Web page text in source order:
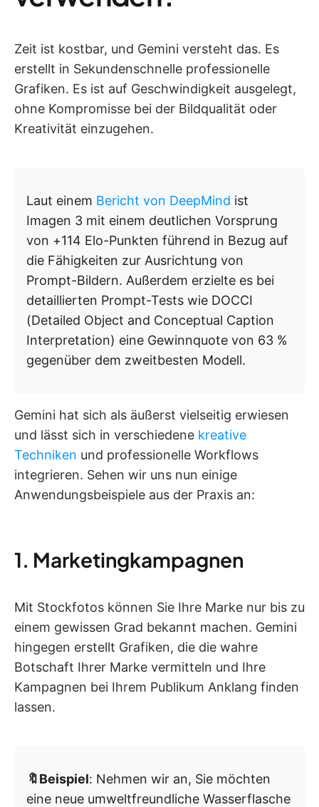
Zeit ist kostbar, und Gemini versteht das. Es
erstellt in Sekundenschnelle professionelle
Grafiken. Es ist auf Geschwindigkeit ausgelegt,
ohne Kompromisse bei der Bildqualität oder
Kreativität einzugehen.
Laut einem Bericht von DeepMind ist
Imagen 3 mit einem deutlichen Vorsprung
von +114 Elo-Punkten führend in Bezug auf
die Fähigkeiten zur Ausrichtung von
Prompt-Bildern. Außerdem erzielte es bei
detaillierten Prompt-Tests wie DOCCI
(Detailed Object and Conceptual Caption
Interpretation) eine Gewinnquote von 63 %
gegenüber dem zweitbesten Modell.
Gemini hat sich als äußerst vielseitig erwiesen
und lässt sich in verschiedene kreative
Techniken und professionelle Workflows
integrieren. Sehen wir uns nun einige
Anwendungsbeispiele aus der Praxis an:
1. Marketingkampagnen
Mit Stockfotos können Sie Ihre Marke nur bis zu
einem gewissen Grad bekannt machen. Gemini
hingegen erstellt Grafiken, die die wahre
Botschaft Ihrer Marke vermitteln und Ihre
Kampagnen bei Ihrem Publikum Anklang finden
lassen.
🔖Beispiel: Nehmen wir an, Sie möchten
eine neue umweltfreundliche Wasserflasche